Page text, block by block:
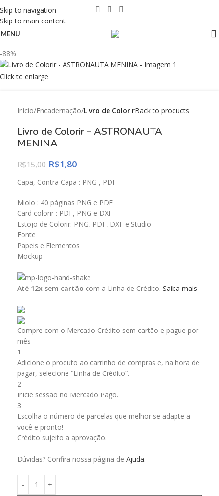
Skip to navigation
Skip to main content
MENU
-88%
Click to enlarge
Início Encadernação Livro de ColorirBack to products
Livro de Colorir – ASTRONAUTA
MENINA
R$15,00 R$1,80
Capa, Contra Capa : PNG , PDF
Miolo : 40 páginas PNG e PDF
Card colorir : PDF, PNG e DXF
Estojo de Colorir: PNG, PDF, DXF e Studio
Fonte
Papeis e Elementos
Mockup
Até 12x sem cartão com a Linha de Crédito. Saiba mais
Compre com o Mercado Crédito sem cartão e pague por
mês
1
Adicione o produto ao carrinho de compras e, na hora de
pagar, selecione “Linha de Crédito”.
2
Inicie sessão no Mercado Pago.
3
Escolha o número de parcelas que melhor se adapte a
você e pronto!
Crédito sujeito a aprovação.
Dúvidas? Confira nossa página de Ajuda.